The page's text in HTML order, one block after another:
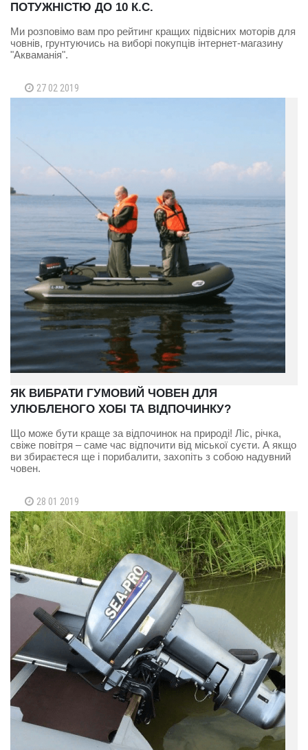
ПОТУЖНІСТЮ ДО 10 К.С.
Ми розповімо вам про рейтинг кращих підвісних моторів для
човнів, грунтуючись на виборі покупців інтернет-магазину
"Акваманія".
27 02 2019
ЯК ВИБРАТИ ГУМОВИЙ ЧОВЕН ДЛЯ
УЛЮБЛЕНОГО ХОБІ ТА ВІДПОЧИНКУ?
Що може бути краще за відпочинок на природі! Ліс, річка,
свіже повітря – саме час відпочити від міської суєти. А якщо
ви збираєтеся ще і порибалити, захопіть з собою надувний
човен.
28 01 2019